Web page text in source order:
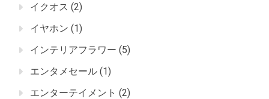
イクオス (2)
イヤホン (1)
インテリアフラワー (5)
エンタメセール (1)
エンターテイメント (2)